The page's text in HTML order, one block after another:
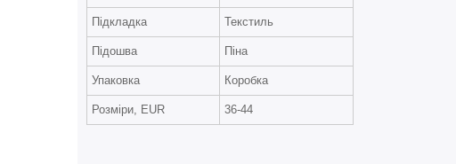
Підкладка Текстиль
Підошва Піна
Упаковка Коробка
Розміри, EUR 36-44